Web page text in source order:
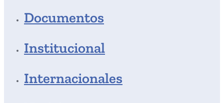
Documentos
Institucional
Internacionales